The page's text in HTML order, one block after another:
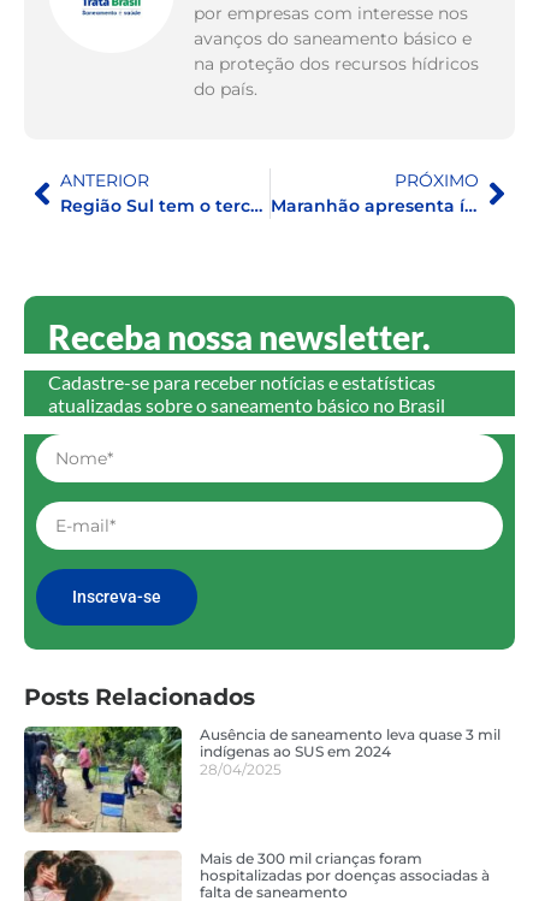
por empresas com interesse nos
avanços do saneamento básico e
na proteção dos recursos hídricos
do país.
ANTERIOR
Região Sul tem o terceiro maior índice de perdas de água do Brasil
PRÓXIMO
Maranhão apresenta índices muito alto em perdas de água e baixo acesso ao saneamento básico
Receba nossa newsletter.
Cadastre-se para receber notícias e estatísticas
atualizadas sobre o saneamento básico no Brasil
Inscreva-se
Posts Relacionados
Ausência de saneamento leva quase 3 mil
indígenas ao SUS em 2024
28/04/2025
Mais de 300 mil crianças foram
hospitalizadas por doenças associadas à
falta de saneamento